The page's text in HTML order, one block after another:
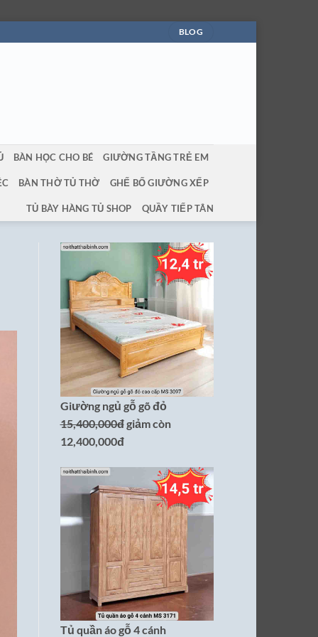
BLOG
BÀN HỌC CHO BÉ GIƯỜNG TẦNG TRẺ EM
BÀN THỜ TỦ THỜ GHẾ BỐ GIƯỜNG XẾP
TỦ BÀY HÀNG TỦ SHOP QUẦY TIẾP TÂN
Giường ngủ gỗ gõ đỏ
15,400,000đgiảm còn
12,400,000đ
Tủ quần áo gỗ 4 cánh